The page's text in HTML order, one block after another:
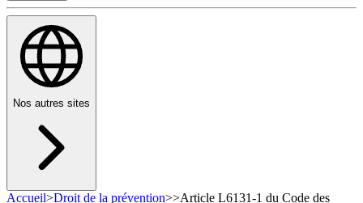
Nos autres sites
Accueil>Droit de la prévention>>Article L6131-1 du Code des